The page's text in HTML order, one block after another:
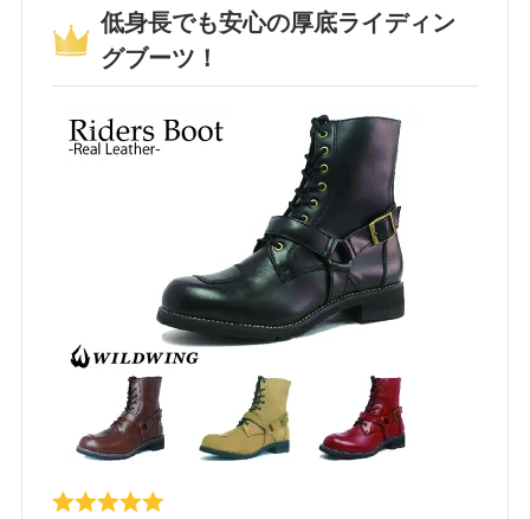
低身長でも安心の厚底ライディン
グブーツ！